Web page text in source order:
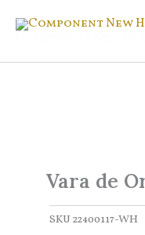
Vara de
SKU 22400117-WH